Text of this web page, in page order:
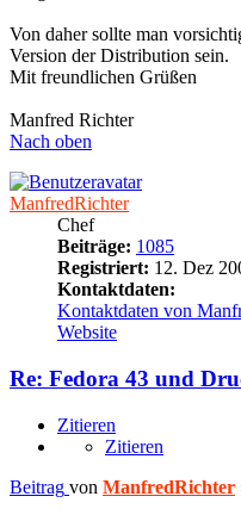
Von daher sollte man
Version der Distribution sein.
Mit freundlichen Grüßen
Manfred Richter
Nach oben
ManfredRichter
Chef
Beiträge: 1085
Registriert: 12. Dez
Kontaktdaten:
Kontaktdaten von
Website
Re: Fedora 43 und
Zitieren
Zitieren
Beitrag von ManfredRichter